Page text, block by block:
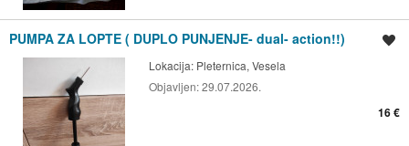
PUMPA ZA LOPTE ( DUPLO PUNJENJE- dual- action!!)
Lokacija: Pleternica, Vesela
Objavljen:29.07.2026.
16 €